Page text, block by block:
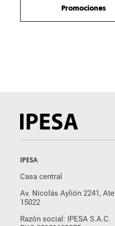
Equipos usados
Minicargador
Brazo Excavador
Martillo Hidraulico
Plato Compactador
Promociones
IPESA
Casa central
Av. Nicolás Aylión 2241, Ate
15022
Razón social: IPESA S.A.C.